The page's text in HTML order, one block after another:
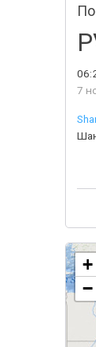
7
+
−